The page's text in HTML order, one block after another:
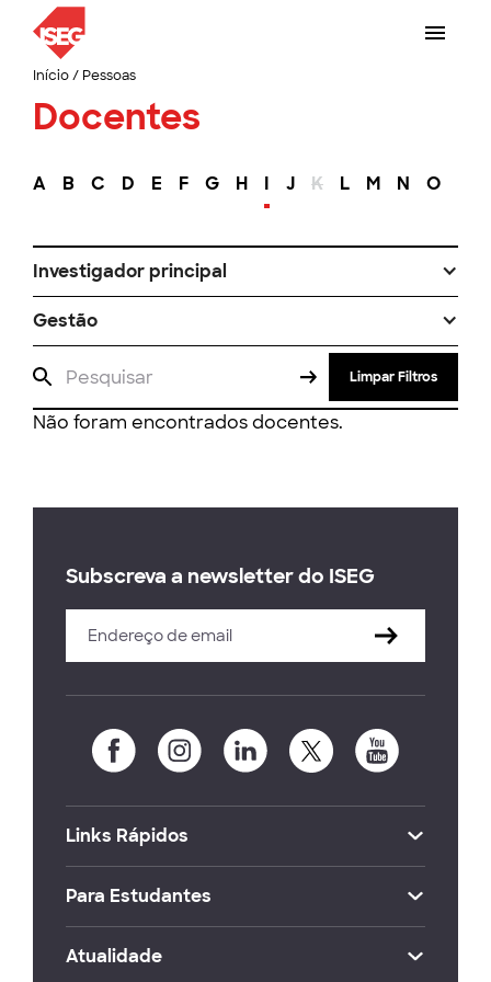
Início/ Pessoas
Docentes
A B C D E F G H I J K L M N O
Investigador principal
Gestão
Limpar Filtros
Não foram encontrados docentes.
Subscreva a newsletter do ISEG
Links Rápidos
Para Estudantes
Atualidade